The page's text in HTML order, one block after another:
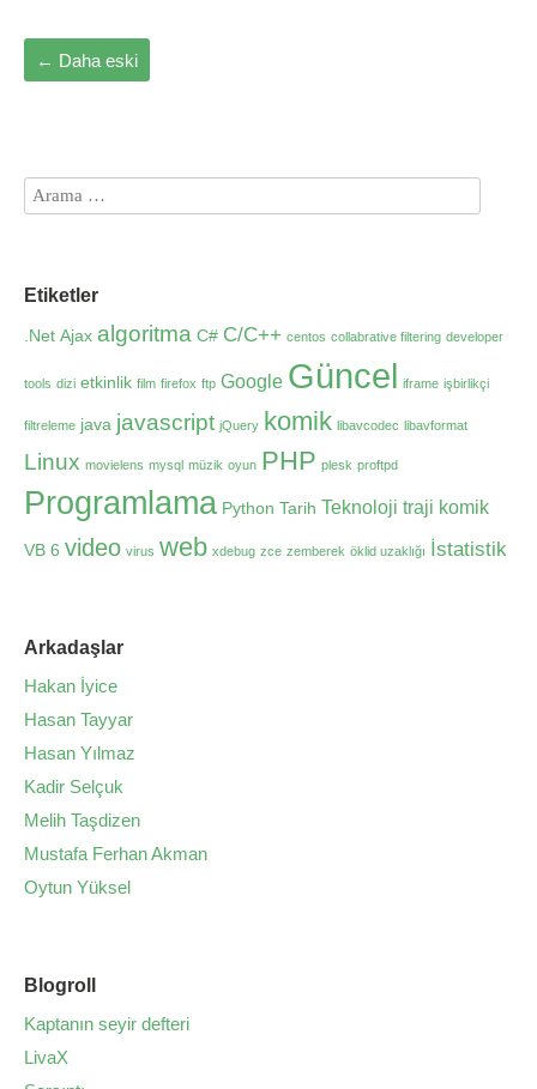
← Daha eski
Etiketler
.Net Ajax algoritma C# C/C++ centos collabrative filtering developer
tools dizi etkinlik film firefox ftp Google Güncel iframe işbirlikçi
filtreleme java javascript jQuery komik libavcodec libavformat
Linux movielens mysql müzik oyun PHP plesk proftpd
Programlama Python Tarih Teknoloji traji komik
VB 6 video virus web xdebug zce zemberek öklid uzaklığı İstatistik
Arkadaşlar
Hakan İyice
Hasan Tayyar
Hasan Yılmaz
Kadir Selçuk
Melih Taşdizen
Mustafa Ferhan Akman
Oytun Yüksel
Blogroll
Kaptanın seyir defteri
LivaX